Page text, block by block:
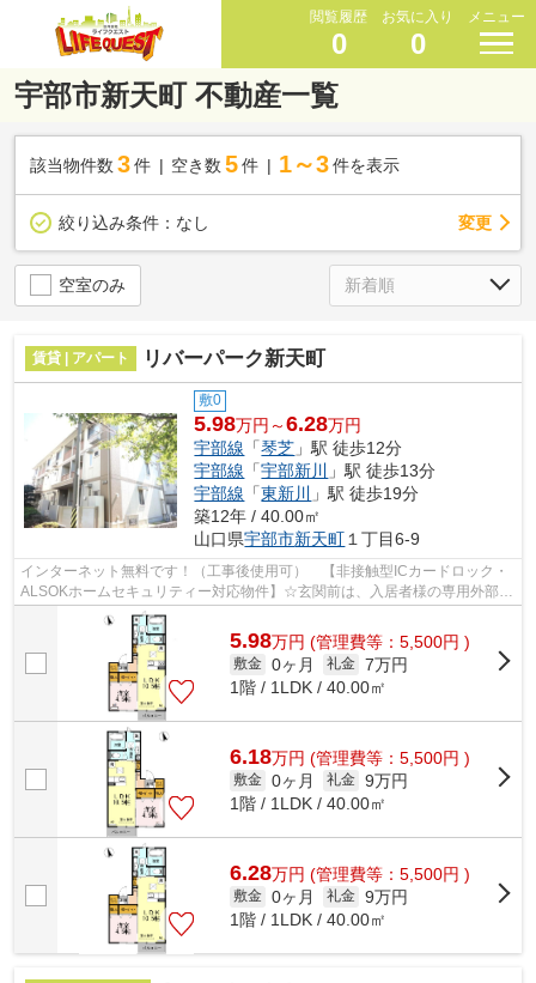
閲覧履歴
0
お気に入り
0
メニュー
宇部市新天町 不動産一覧
該当物件数 3件 空き数 5 件 1～3 件を表示
絞り込み条件： なし 変更
空室のみ
賃貸 | アパート リバーパーク新天町
敷0
5.98万円～6.28万円
宇部線 「琴芝 」駅 徒歩12分
宇部線 「宇部新川
」駅 徒歩13分
宇部線 「東新川
」駅 徒歩19分
築12年 / 40.00㎡
山口県宇部市新天町１丁目6-9
インターネット無料です！（工事後使用可） 【非接触型ICカードロック・
ALSOKホームセキュリティー対応物件】☆玄関前は、入居者様の専用外部ス
ペース(エクストレージ)となります！！...
5.98万円 (管理費等：5,500円 )
敷金 0ヶ月 礼金 7万円
1階 / 1LDK / 40.00㎡
6.18万円 (管理費等：5,500円 )
敷金 0ヶ月 礼金 9万円
1階 / 1LDK / 40.00㎡
6.28万円 (管理費等：5,500円 )
敷金 0ヶ月 礼金 9万円
1階 / 1LDK / 40.00㎡